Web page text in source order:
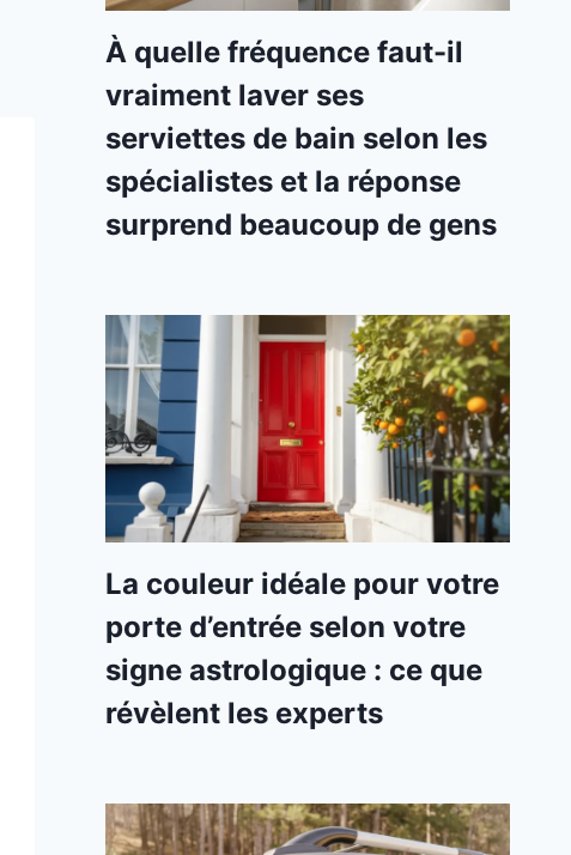
À quelle fréquence faut-il
vraiment laver ses
serviettes de bain selon les
spécialistes et la réponse
surprend beaucoup de gens
La couleur idéale pour votre
porte d’entrée selon votre
signe astrologique : ce que
révèlent les experts